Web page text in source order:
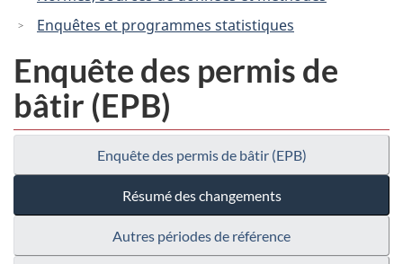
Enquêtes et programmes statistiques
Enquête des permis de
bâtir (EPB)
Enquête des permis de bâtir (EPB)
Résumé des changements
Autres périodes de référence